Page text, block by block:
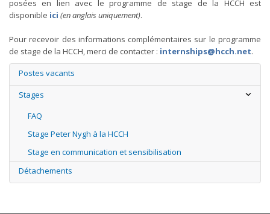
posées en lien avec le programme de stage de la HCCH est
disponible ici (en anglais uniquement).
Pour recevoir des informations complémentaires sur le programme
de stage de la HCCH, merci de contacter : internships@hcch.net.
Postes vacants
Stages
FAQ
Stage Peter Nygh à la HCCH
Stage en communication et sensibilisation
Détachements